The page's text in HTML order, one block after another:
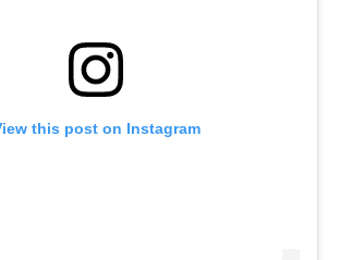
this post on Instagram